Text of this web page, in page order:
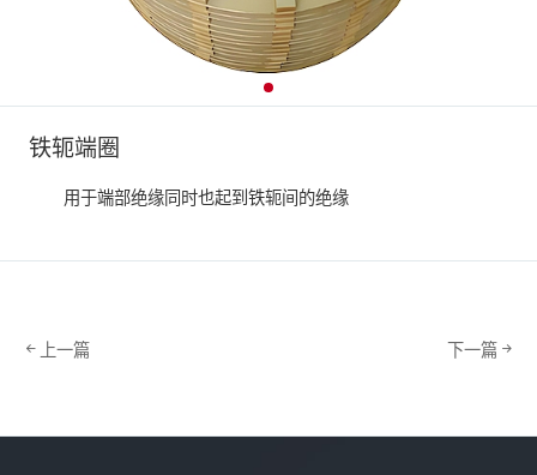
铁轭端圈
用于端部绝缘同时也起到铁轭间的绝缘
上一篇 下一篇